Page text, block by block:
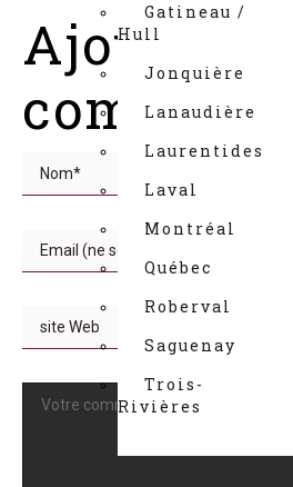
Gatineau /
Hull
Jonquière
Lanaudière
Laurentides
Laval
Montréal
Québec
Roberval
Saguenay
Trois-
Rivières
Ajouter